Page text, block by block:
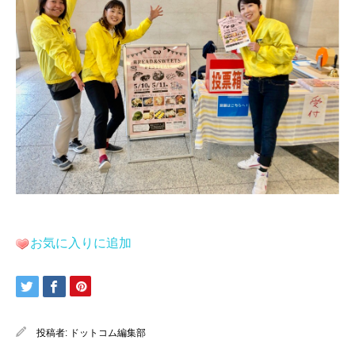
お気に入りに追加
投稿者: ドットコム編集部